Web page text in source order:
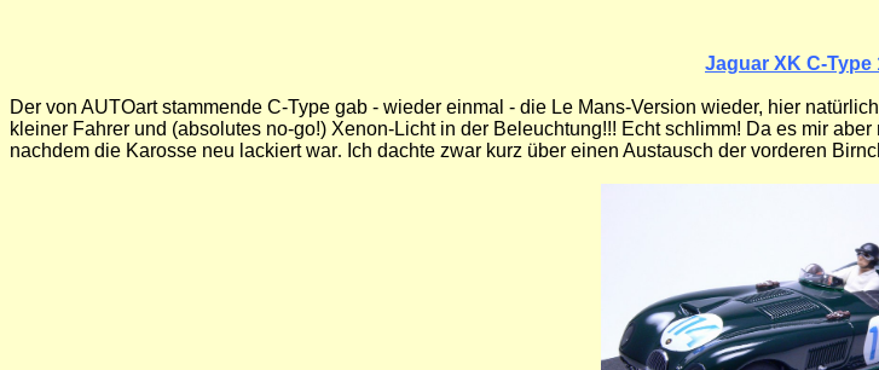
Jaguar XK C-Type
Der von AUTOart stammende C-Type gab - wieder einmal - die Le Mans-Version wieder, hier
kleiner Fahrer und (absolutes no-go!) Xenon-Licht in der Beleuchtung!!! Echt schlimm! Da es mir
nachdem die Karosse neu lackiert war. Ich dachte zwar kurz über einen Austausch der vorderen